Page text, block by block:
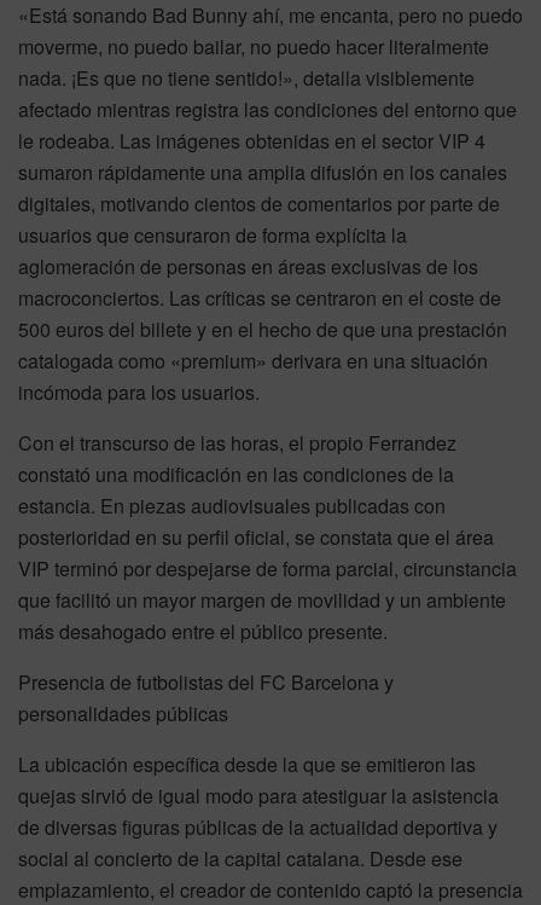
«Está sonando Bad Bunny ahí, me encanta, pero no puedo
moverme, no puedo bailar, no puedo hacer literalmente
nada. ¡Es que no tiene sentido!», detalla visiblemente
afectado mientras registra las condiciones del entorno que
le rodeaba. Las imágenes obtenidas en el sector VIP 4
sumaron rápidamente una amplia difusión en los canales
digitales, motivando cientos de comentarios por parte de
usuarios que censuraron de forma explícita la
aglomeración de personas en áreas exclusivas de los
macroconciertos. Las críticas se centraron en el coste de
500 euros del billete y en el hecho de que una prestación
catalogada como «premium» derivara en una situación
incómoda para los usuarios.
Con el transcurso de las horas, el propio Ferrandez
constató una modificación en las condiciones de la
estancia. En piezas audiovisuales publicadas con
posterioridad en su perfil oficial, se constata que el área
VIP terminó por despejarse de forma parcial, circunstancia
que facilitó un mayor margen de movilidad y un ambiente
más desahogado entre el público presente.
Presencia de futbolistas del FC Barcelona y
personalidades públicas
La ubicación específica desde la que se emitieron las
quejas sirvió de igual modo para atestiguar la asistencia
de diversas figuras públicas de la actualidad deportiva y
social al concierto de la capital catalana. Desde ese
emplazamiento, el creador de contenido captó la presencia